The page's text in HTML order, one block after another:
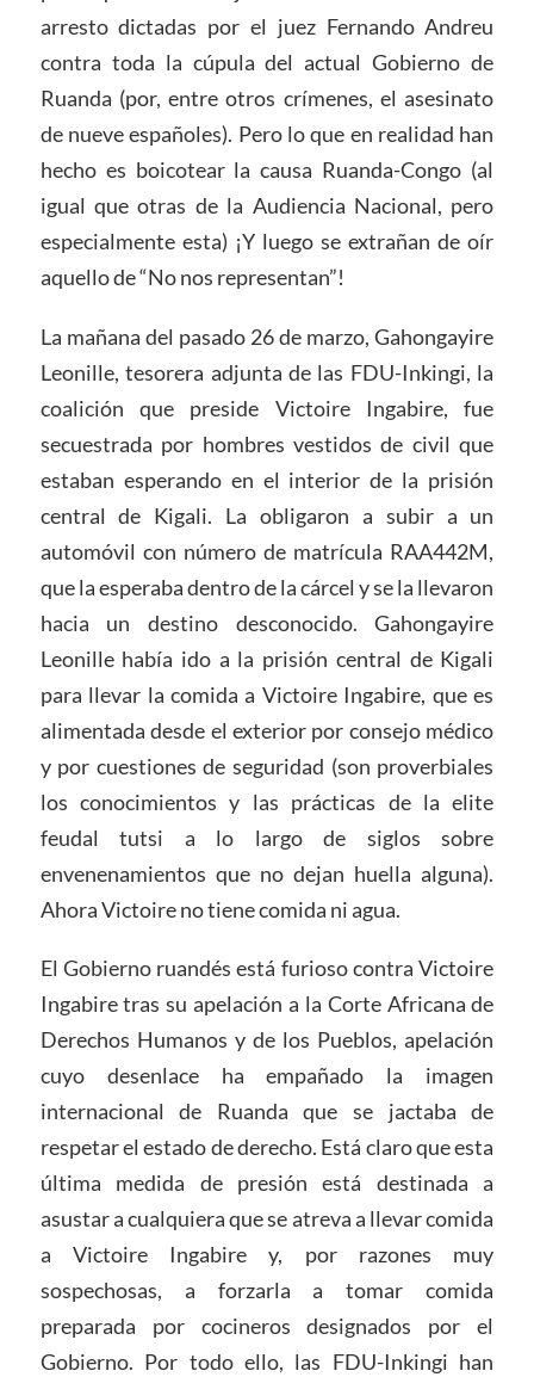
arresto dictadas por el juez Fernando Andreu
contra toda la cúpula del actual Gobierno de
Ruanda (por, entre otros crímenes, el asesinato
de nueve españoles). Pero lo que en realidad han
hecho es boicotear la causa Ruanda-Congo (al
igual que otras de la Audiencia Nacional, pero
especialmente esta) ¡Y luego se extrañan de oír
aquello de “No nos representan”!
La mañana del pasado 26 de marzo, Gahongayire
Leonille, tesorera adjunta de las FDU-Inkingi, la
coalición que preside Victoire Ingabire, fue
secuestrada por hombres vestidos de civil que
estaban esperando en el interior de la prisión
central de Kigali. La obligaron a subir a un
automóvil con número de matrícula RAA442M,
que la esperaba dentro de la cárcel y se la llevaron
hacia un destino desconocido. Gahongayire
Leonille había ido a la prisión central de Kigali
para llevar la comida a Victoire Ingabire, que es
alimentada desde el exterior por consejo médico
y por cuestiones de seguridad (son proverbiales
los conocimientos y las prácticas de la elite
feudal tutsi a lo largo de siglos sobre
envenenamientos que no dejan huella alguna).
Ahora Victoire no tiene comida ni agua.
El Gobierno ruandés está furioso contra Victoire
Ingabire tras su apelación a la Corte Africana de
Derechos Humanos y de los Pueblos, apelación
cuyo desenlace ha empañado la imagen
internacional de Ruanda que se jactaba de
respetar el estado de derecho. Está claro que esta
última medida de presión está destinada a
asustar a cualquiera que se atreva a llevar comida
a Victoire Ingabire y, por razones muy
sospechosas, a forzarla a tomar comida
preparada por cocineros designados por el
Gobierno. Por todo ello, las FDU-Inkingi han